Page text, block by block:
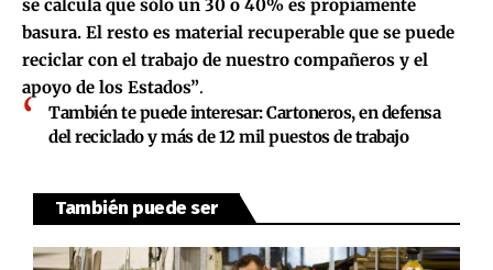
se calcula que sólo un 30 o 40% es propiamente
basura. El resto es material recuperable que se puede
reciclar con el trabajo de nuestro compañeros y el
apoyo de los Estados”.
También te puede interesar:Cartoneros, en defensa
del reciclado y más de 12 mil puestos de trabajo
También puede ser